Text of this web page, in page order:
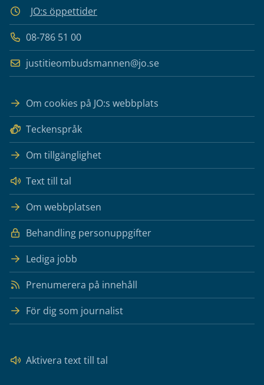
JO:s öppettider
08-786 51 00
justitieombudsmannen@jo.se
Om cookies på JO:s webbplats
Teckenspråk
Om tillgänglighet
Text till tal
Om webbplatsen
Behandling personuppgifter
Lediga jobb
Prenumerera på innehåll
För dig som journalist
Aktivera text till tal